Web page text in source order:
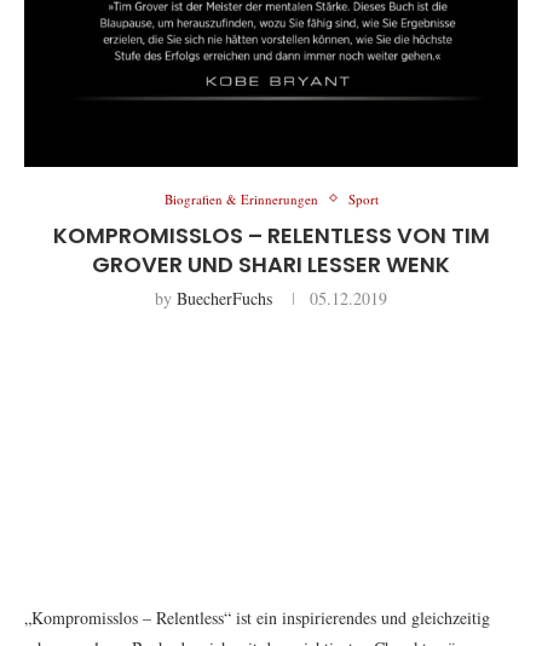
Biografien & Erinnerungen Sport
KOMPROMISSLOS – RELENTLESS VON TIM
GROVER UND SHARI LESSER WENK
by BuecherFuchs 05.12.2019
„Kompromisslos – Relentless“ ist ein inspirierendes und gleichzeitig